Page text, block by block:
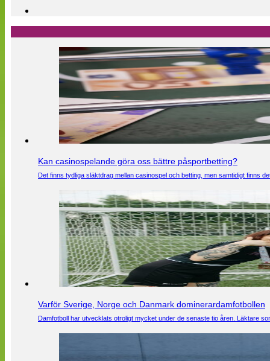
Kan casinospelande göra oss bättre påsportbetting?
Det finns tydliga släktdrag mellan casinospel och betting, men samtidigt finns
Varför Sverige, Norge och Danmark dominerardamfotbollen
Damfotboll har utvecklats otroligt mycket under de senaste tio åren. Läktare